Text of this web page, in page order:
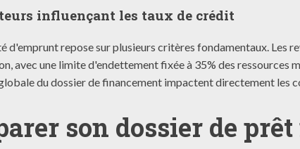
influençant les taux de crédit
d'emprunt repose sur plusieurs critères fondamentaux. Les
avec une limite d'endettement fixée à 35% des ressources
du dossier de financement impactent directement les
son dossier de